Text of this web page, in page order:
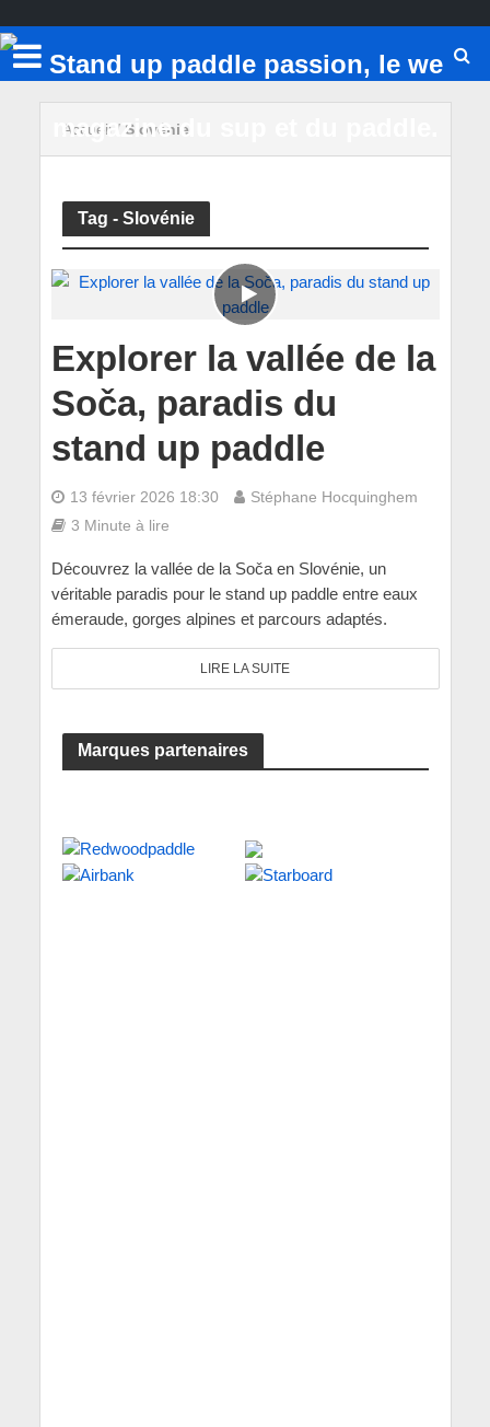
Accueil/ Slovénie
Tag - Slovénie
Explorer la vallée de la
Soča, paradis du
stand up paddle
13 février 2026 18:30
Stéphane Hocquinghem
3 Minute à lire
Découvrez la vallée de la Soča en Slovénie, un
véritable paradis pour le stand up paddle entre eaux
émeraude, gorges alpines et parcours adaptés.
LIRE LA SUITE
Marques partenaires